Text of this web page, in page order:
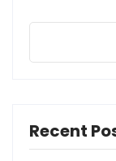
Recent